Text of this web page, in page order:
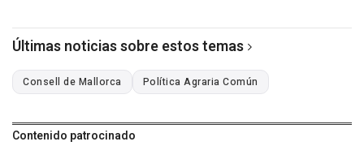
Últimas noticias sobre estos temas
Consell de Mallorca Política Agraria Común
Contenido patrocinado